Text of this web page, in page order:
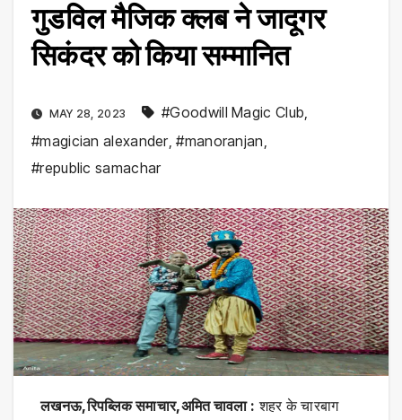
गुडविल मैजिक क्लब ने जादूगर
सिकंदर को किया सम्मानित
MAY 28, 2023 #Goodwill Magic Club,
#magician alexander,#manoranjan,
#republic samachar
लखनऊ,रिपब्लिक समाचार,अमित चावला : शहर के चारबाग